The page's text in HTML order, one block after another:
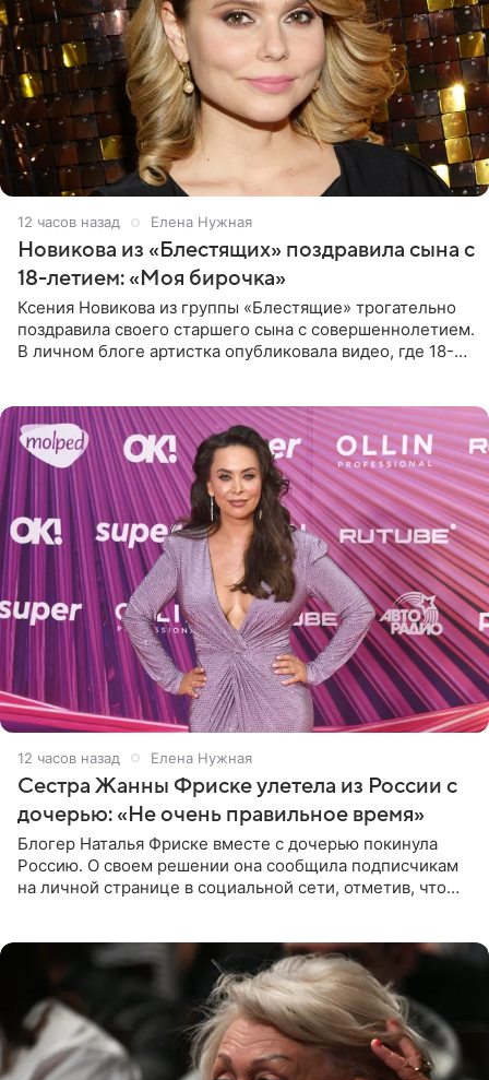
12 часов назад Елена Нужная
Новикова из «Блестящих» поздравила сына с
18-летием: «Моя бирочка»
Ксения Новикова из группы «Блестящие» трогательно
поздравила своего старшего сына с совершеннолетием.
В личном блоге артистка опубликовала видео, где 18-
12 часов назад Елена Нужная
Сестра Жанны Фриске улетела из России с
дочерью: «Не очень правильное время»
Блогер Наталья Фриске вместе с дочерью покинула
Россию. О своем решении она сообщила подписчикам
на личной странице в социальной сети, отметив, что